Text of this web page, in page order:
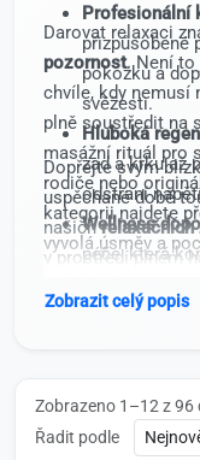
Profesionální
přizpůsobené
pokožku a
svěžesti.
Hluboká
zad a krku až
odstraní
Wellness
péče, která
Darovat relaxaci
pozornost. Není to
chvíle, kdy nemusí
plně soustředit na
masážní rituál pro
rodiče nebo
kategorii najdete
vyvolá úsměv a
Dopřejte svým
uspěchané době
našichrelaxačních
v prostředí plném
Zobrazit celý popis
Zobrazeno 1–12 z 96
Řadit podle